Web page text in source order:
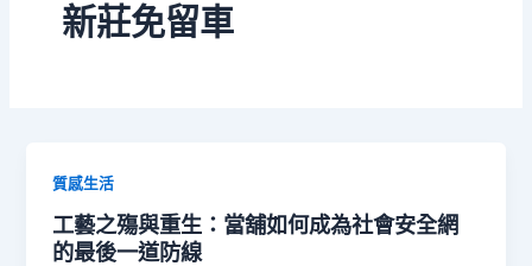
新莊免留車
質感生活
工藝之殤與重生：當舖如何成為社會安全網
的最後一道防線